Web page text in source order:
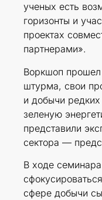
ученых есть
горизонты и
проектах
партнерами».
Воркшоп
штурма, свои
и добычи
зеленую
представили
сектора —
В ходе
сфере добычи